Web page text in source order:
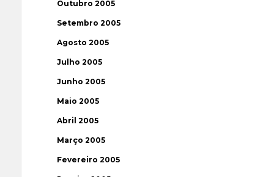
Outubro 2005
Setembro 2005
Agosto 2005
Julho 2005
Junho 2005
Maio 2005
Abril 2005
Março 2005
Fevereiro 2005